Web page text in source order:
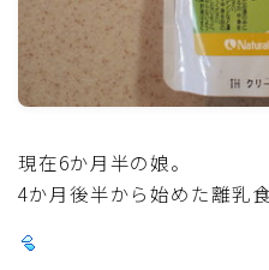
ひき肉料理
魚介料理
卵料理
現在6か月半の娘。
4か月後半から始めた離乳